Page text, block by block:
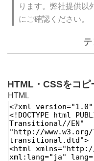
ります。弊社提供以
にご確認ください。
HTML・CSSをコピ
HTML